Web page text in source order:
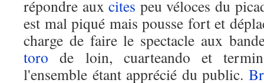
répondre auxcites peu véloces du
est mal piqué mais pousse fort et
charge de faire le spectacle aux
toro de loin, cuarteando et
l'ensemble étant apprécié du public.